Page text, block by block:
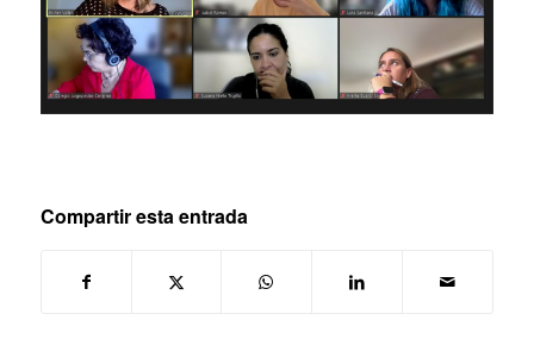
Compartir esta entrada